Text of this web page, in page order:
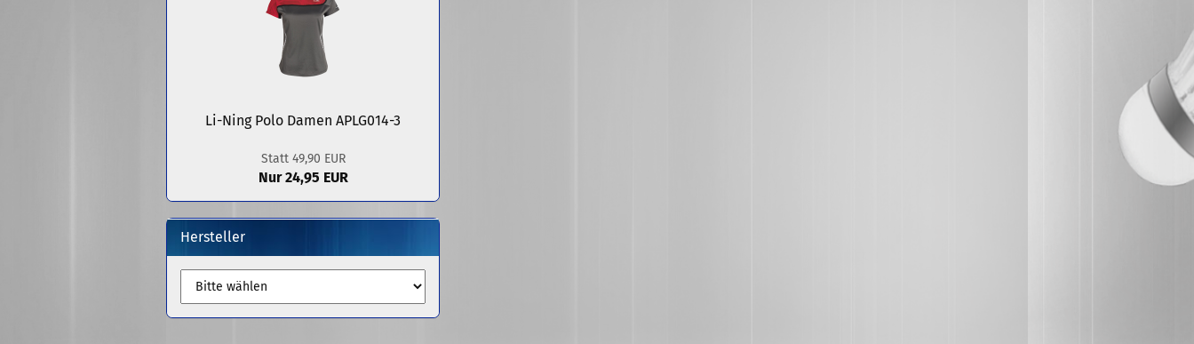
Li-Ning Polo Damen APLG014-3
Statt 49,90 EUR
Nur 24,95 EUR
Hersteller